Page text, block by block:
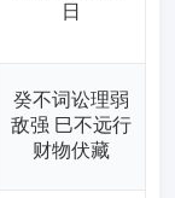
日
癸不词讼理弱
敌强 巳不远行
财物伏藏